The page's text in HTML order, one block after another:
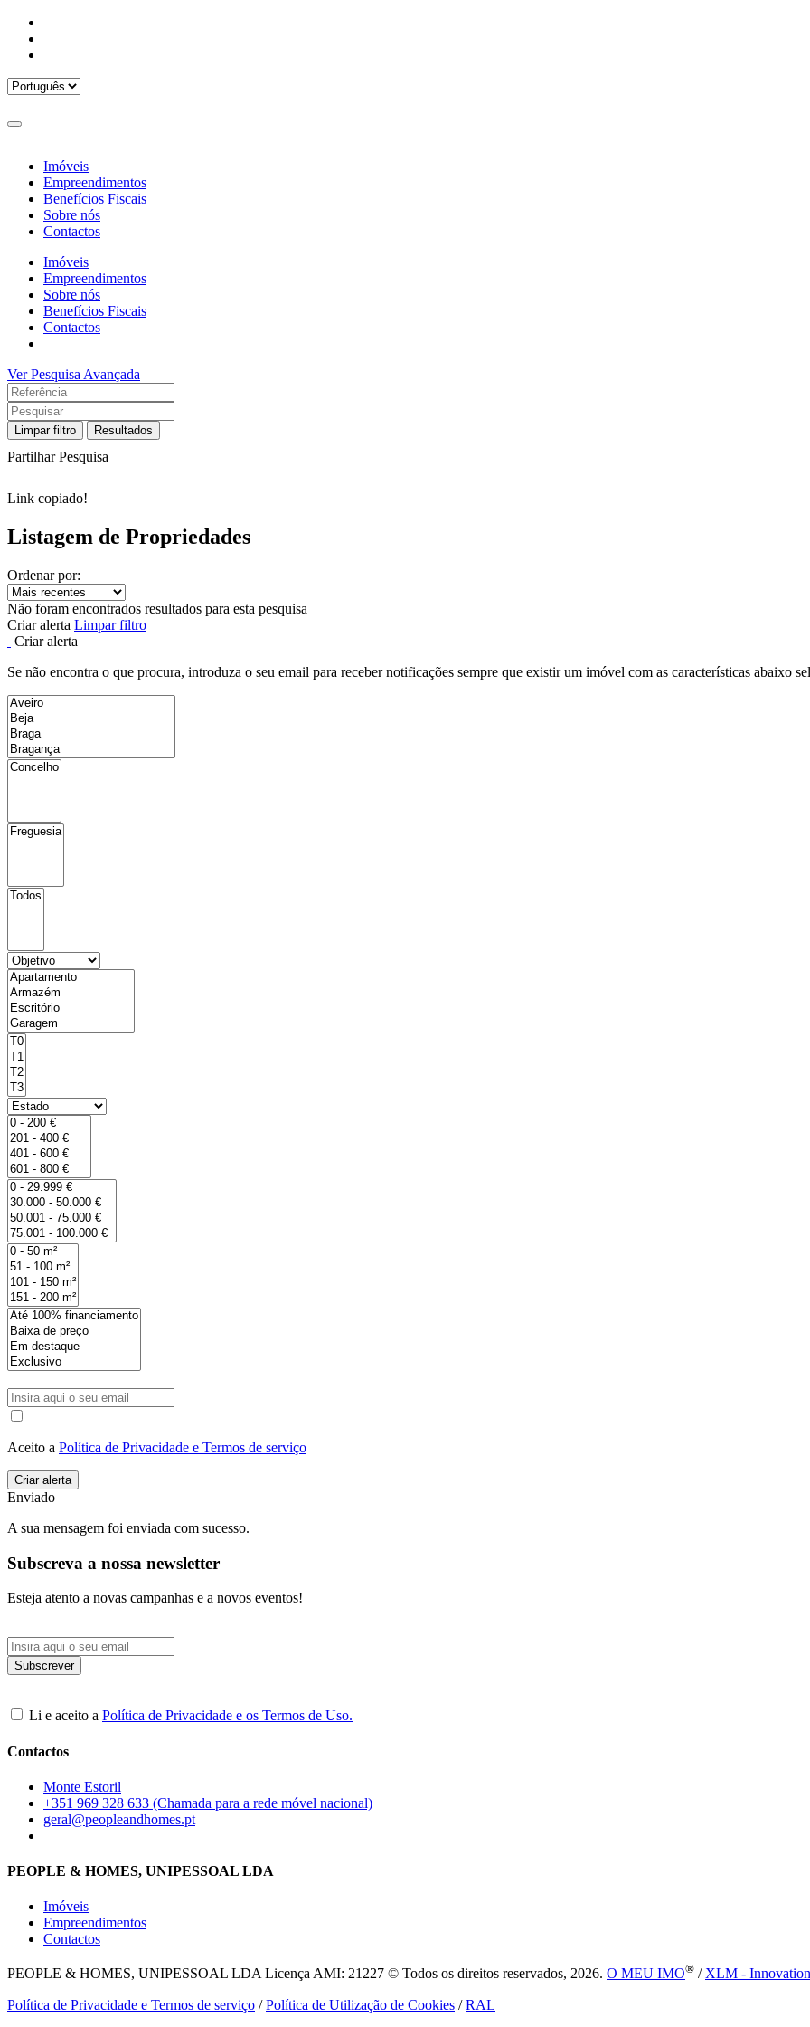
Imóveis
Empreendimentos
Benefícios Fiscais
Sobre nós
Contactos
Imóveis
Empreendimentos
Sobre nós
Benefícios Fiscais
Contactos
Ver Pesquisa Avançada
Limpar filtro Resultados
Partilhar Pesquisa
Link copiado!
Listagem de Propriedades
Ordenar por:
Não foram encontrados resultados para esta pesquisa
Criar alerta Limpar filtro
Criar alerta
Se não encontra o que procura, introduza o seu email para receber notificações sempre que existir um imóvel com as características abaixo
Aceito a Política de Privacidade e Termos de serviço
Enviado
A sua mensagem foi enviada com sucesso.
Subscreva a nossa newsletter
Esteja atento a novas campanhas e a novos eventos!
Li e aceito a Política de Privacidade e os Termos de Uso.
Contactos
Monte Estoril
+351 969 328 633 (Chamada para a rede móvel nacional)
geral@peopleandhomes.pt
PEOPLE & HOMES, UNIPESSOAL LDA
Imóveis
Empreendimentos
Contactos
PEOPLE & HOMES, UNIPESSOAL LDALicença AMI: 21227 © Todos os direitos reservados, 2026. O MEU IMO® /XLM -
Política de Privacidade e Termos de serviço /Política de Utilização de Cookies /RAL